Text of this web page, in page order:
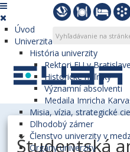
Úvod
Univerzita
História univerzity
Rektori EU v Bratislave
Historické míľniky
Významní absolventi
Medaila Imricha
Misia, vízia, strategické
Dlhodobý zámer
Členstvo univerzity v
Orgány univerzity
Študentská